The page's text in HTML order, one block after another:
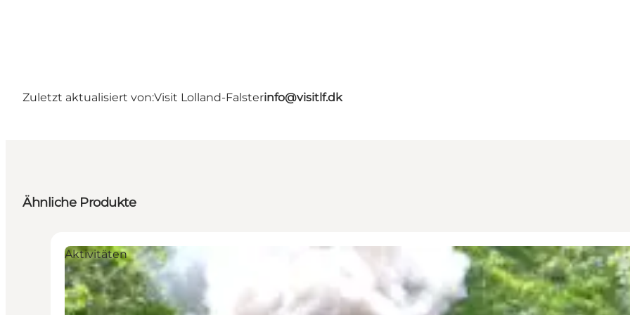
Zuletzt aktualisiert von:Visit Lolland-Falsterinfo@visitlf.dk
Ähnliche Produkte
Aktivitäten